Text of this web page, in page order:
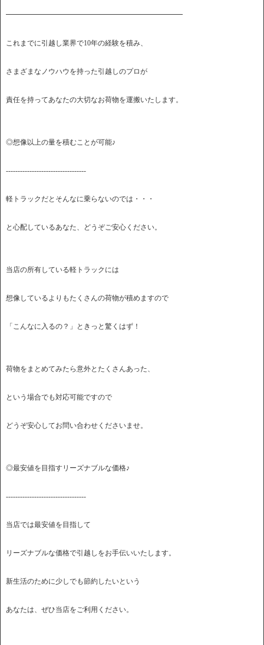
━━━━━━━━━━━━━━━━━━━━━━━━━
これまでに引越し業界で10年の経験を積み、
さまざまなノウハウを持った引越しのプロが
責任を持ってあなたの大切なお荷物を運搬いたします。
◎想像以上の量を積むことが可能♪
----------------------------------
軽トラックだとそんなに乗らないのでは・・・
と心配しているあなた、どうぞご安心ください。
当店の所有している軽トラックには
想像しているよりもたくさんの荷物が積めますので
「こんなに入るの？」ときっと驚くはず！
荷物をまとめてみたら意外とたくさんあった、
という場合でも対応可能ですので
どうぞ安心してお問い合わせくださいませ。
◎最安値を目指すリーズナブルな価格♪
----------------------------------
当店では最安値を目指して
リーズナブルな価格で引越しをお手伝いいたします。
新生活のために少しでも節約したいという
あなたは、ぜひ当店をご利用ください。